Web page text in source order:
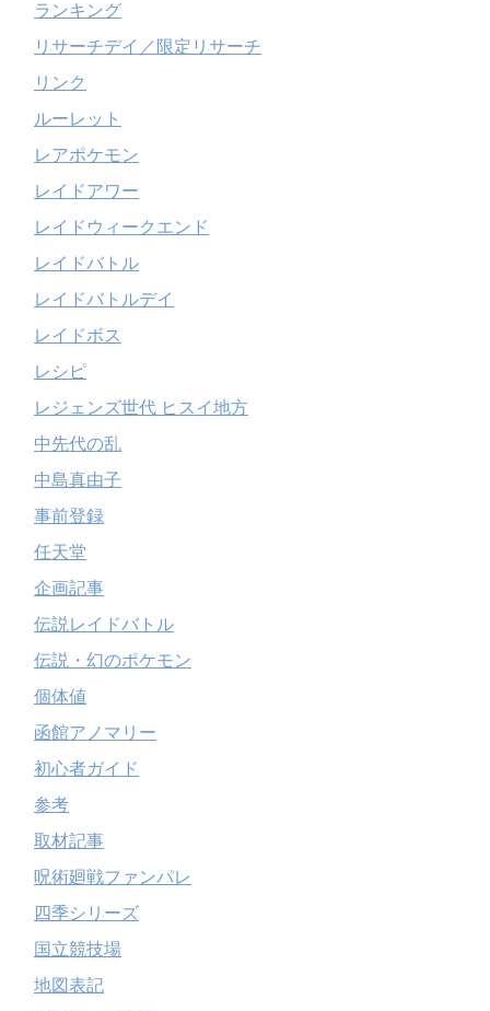
ランキング
リサーチデイ／限定リサーチ
リンク
ルーレット
レアポケモン
レイドアワー
レイドウィークエンド
レイドバトル
レイドバトルデイ
レイドボス
レシピ
レジェンズ世代 ヒスイ地方
中先代の乱
中島真由子
事前登録
任天堂
企画記事
伝説レイドバトル
伝説・幻のポケモン
個体値
函館アノマリー
初心者ガイド
参考
取材記事
呪術廻戦ファンパレ
四季シリーズ
国立競技場
地図表記